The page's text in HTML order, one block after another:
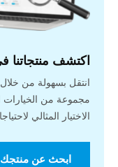
اكتشف منتجاتنا
انتقل بسهولة من
مجموعة من الخيارات
الاختيار المثالي
ابحث عن منتجك